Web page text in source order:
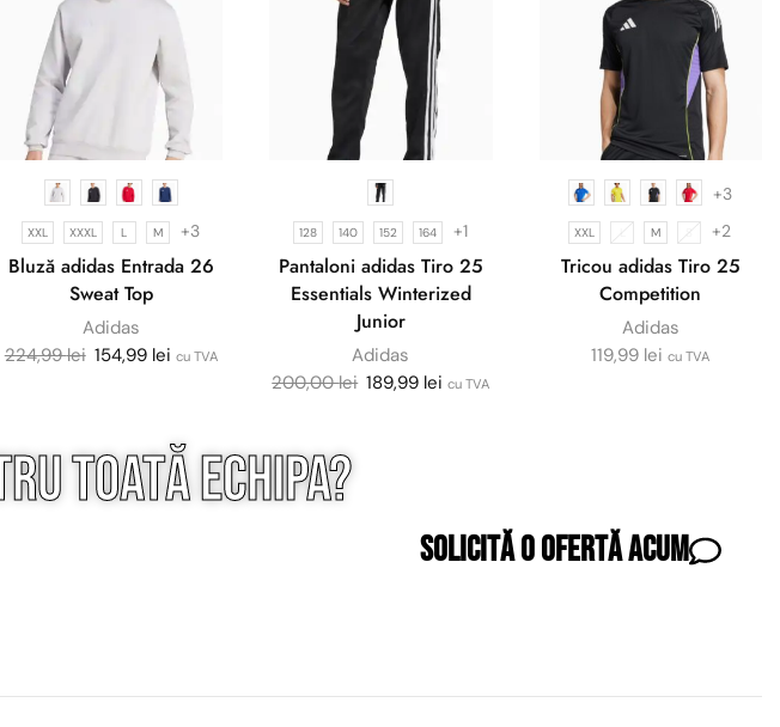
XXL XXXL L M +3
Bluză adidas Entrada 26
Sweat Top
Adidas
224,99lei 154,99 lei cu TVA
128 140 152 164 +1
Pantaloni adidas Tiro 25
Essentials Winterized
Junior
Adidas
200,00lei 189,99 lei cu TVA
+3
XXL M +2
Tricou adidas Tiro 25
Competition
Adidas
119,99 lei cu TVA
toatăechipa?
Solicită o ofertă acum